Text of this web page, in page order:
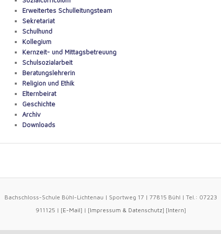
Erweitertes Schulleitungsteam
Sekretariat
Schulhund
Kollegium
Kernzeit- und Mittagsbetreuung
Schulsozialarbeit
Beratungslehrerin
Religion und Ethik
Elternbeirat
Geschichte
Archiv
Downloads
Bachschloss-Schule Bühl-Lichtenau | Sportweg 17 | 77815 Bühl | Tel.: 07223
911125 | [E-Mail] | [Impressum & Datenschutz] [Intern]